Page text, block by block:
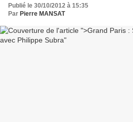
Publié le 30/10/2012 à 15:35
Par Pierre MANSAT